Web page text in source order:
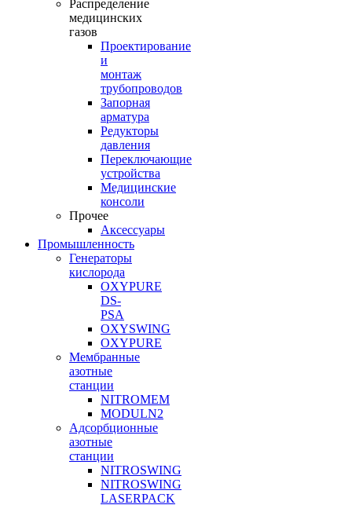
Распределение
медицинских
газов
Проектирование
и
монтаж
трубопроводов
Запорная
арматура
Редукторы
давления
Переключающие
устройства
Медицинские
консоли
Прочее
Аксессуары
Промышленность
Генераторы
кислорода
OXYPURE
DS-
PSA
OXYSWING
OXYPURE
Мембранные
азотные
станции
NITROMEM
MODULN2
Адсорбционные
азотные
станции
NITROSWING
NITROSWING
LASERPACK